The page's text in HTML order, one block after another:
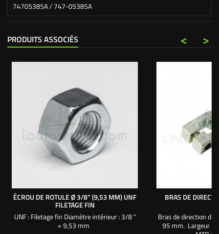
74705385A / 747-05385A
PRODUITS ASSOCIÉS >
<
ÉCROU DE ROTULE Ø 3/8" (9,53 MM) UNF
FILETAGE FIN
UNF : Filetage fin Diamètre intérieur : 3/8 "
= 9,53 mm
BRAS DE
Bras de direction
95 mm. Largeur :